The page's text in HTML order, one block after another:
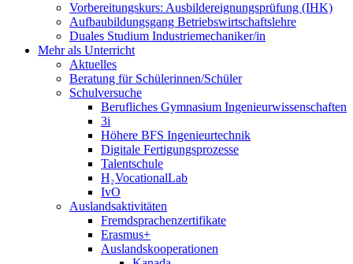
Vorbereitungskurs: Ausbildereignungsprüfung (IHK)
Aufbaubildungsgang Betriebswirtschaftslehre
Duales Studium Industriemechaniker/in
Mehr als Unterricht
Aktuelles
Beratung für Schülerinnen/Schüler
Schulversuche
Berufliches Gymnasium Ingenieurwissenschaften
3i
Höhere BFS Ingenieurtechnik
Digitale Fertigungsprozesse
Talentschule
H₂VocationalLab
IvO
Auslandsaktivitäten
Fremdsprachenzertifikate
Erasmus+
Auslandskooperationen